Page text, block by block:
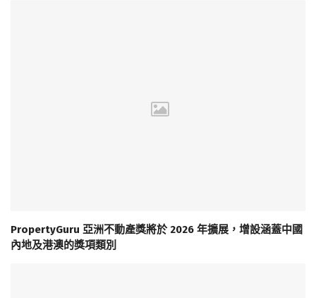
PropertyGuru 亞洲不動產獎將於 2026 年擴展，增設涵蓋中國
內地及港澳的獎項類別